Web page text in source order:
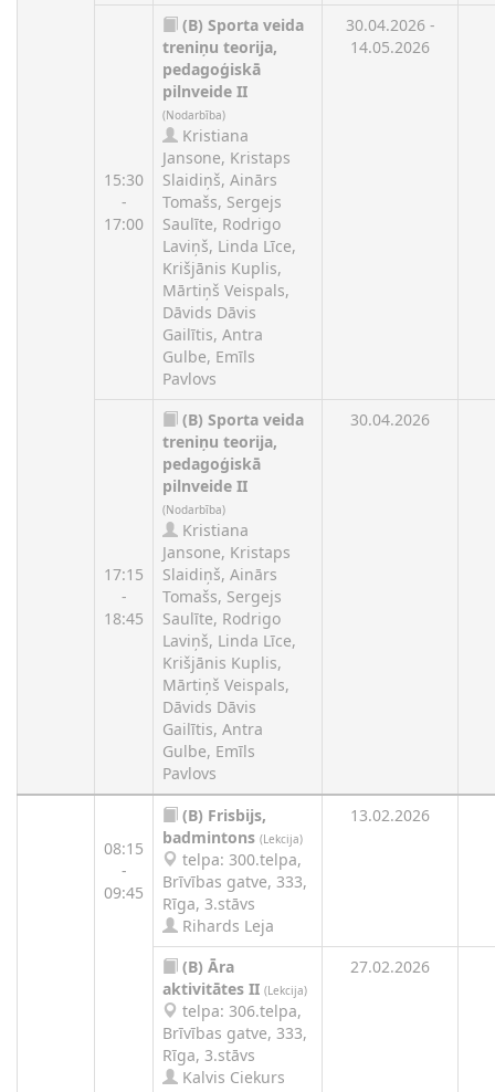
15:30
-
17:00
(B) Sporta veida
treniņu teorija,
pedagoģiskā
pilnveide II
(Nodarbība)
Kristiana
Jansone, Kristaps
Slaidiņš, Ainārs
Tomašs, Sergejs
Saulīte, Rodrigo
Laviņš, Linda Līce,
Krišjānis Kuplis,
Mārtiņš Veispals,
Dāvids Dāvis
Gailītis, Antra
Gulbe, Emīls
Pavlovs
30.04.2026 -
14.05.2026
17:15
-
18:45
(B) Sporta veida
treniņu teorija,
pedagoģiskā
pilnveide II
(Nodarbība)
Kristiana
Jansone, Kristaps
Slaidiņš, Ainārs
Tomašs, Sergejs
Saulīte, Rodrigo
Laviņš, Linda Līce,
Krišjānis Kuplis,
Mārtiņš Veispals,
Dāvids Dāvis
Gailītis, Antra
Gulbe, Emīls
Pavlovs
30.04.2026
08:15
-
09:45
(B) Frisbijs,
badmintons (Lekcija)
telpa: 300.telpa,
Brīvības gatve, 333,
Rīga, 3.stāvs
Rihards Leja
13.02.2026
(B) Āra
aktivitātes II (Lekcija)
telpa: 306.telpa,
Brīvības gatve, 333,
Rīga, 3.stāvs
Kalvis Ciekurs
27.02.2026